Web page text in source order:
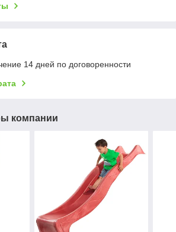
14 дней по договоренности
компании